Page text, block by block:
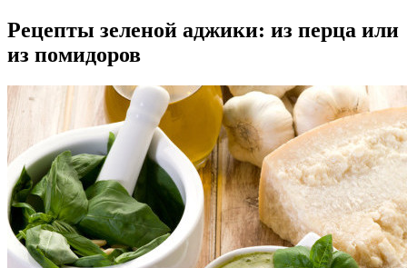
Рецепты зеленой аджики: из перца или
из помидоров